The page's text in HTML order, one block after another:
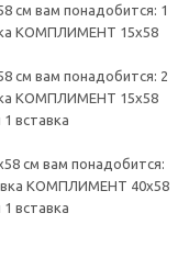
вам понадобится: 1
КОМПЛИМЕНТ 15x58
см вам понадобится: 2
КОМПЛИМЕНТ 15x58
вставка
см вам понадобится:
КОМПЛИМЕНТ 40x58
вставка